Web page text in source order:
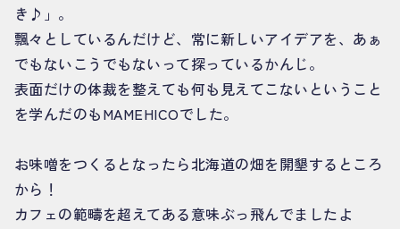
き♪」。
飄々としているんだけど、常に新しいアイデアを、あぁ
でもないこうでもないって探っているかんじ。
表面だけの体裁を整えても何も見えてこないということ
を学んだのもMAMEHICOでした。
お味噌をつくるとなったら北海道の畑を開墾するところ
から！
カフェの範疇を超えてある意味ぶっ飛んでましたよ